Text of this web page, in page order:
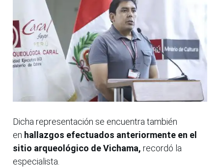
Dicha representación se encuentra también
en hallazgos efectuados anteriormente en el
sitio arqueológico de Vichama, recordó la
especialista.